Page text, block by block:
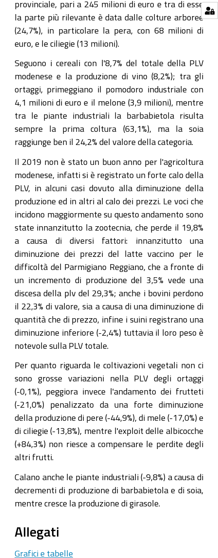
provinciale, pari a 245 milioni di euro e tra di esse
la parte più rilevante è data dalle colture arboree
(24,7%), in particolare la pera, con 68 milioni di
euro, e le ciliegie (13 milioni).
Seguono i cereali con l'8,7% del totale della PLV
modenese e la produzione di vino (8,2%); tra gli
ortaggi, primeggiano il pomodoro industriale con
4,1 milioni di euro e il melone (3,9 milioni), mentre
tra le piante industriali la barbabietola risulta
sempre la prima coltura (63,1%), ma la soia
raggiunge ben il 24,2% del valore della categoria.
Il 2019 non è stato un buon anno per l'agricoltura
modenese, infatti si è registrato un forte calo della
PLV, in alcuni casi dovuto alla diminuzione della
produzione ed in altri al calo dei prezzi. Le voci che
incidono maggiormente su questo andamento sono
state innanzitutto la zootecnia, che perde il 19,8%
a causa di diversi fattori: innanzitutto una
diminuzione dei prezzi del latte vaccino per le
difficoltà del Parmigiano Reggiano, che a fronte di
un incremento di produzione del 3,5% vede una
discesa della plv del 29,3%; anche i bovini perdono
il 22,3% di valore, sia a causa di una diminuzione di
quantità che di prezzo, infine i suini registrano una
diminuzione inferiore (-2,4%) tuttavia il loro peso è
notevole sulla PLV totale.
Per quanto riguarda le coltivazioni vegetali non ci
sono grosse variazioni nella PLV degli ortaggi
(-0,1%), peggiora invece l'andamento dei frutteti
(-21,0%) penalizzato da una forte diminuzione
della produzione di pere (-44,9%), di mele (-17,0%) e
di ciliegie (-13,8%), mentre l'exploit delle albicocche
(+84,3%) non riesce a compensare le perdite degli
altri frutti.
Calano anche le piante industriali (-9,8%) a causa di
decrementi di produzione di barbabietola e di soia,
mentre cresce la produzione di girasole.
Allegati
Grafici e tabelle